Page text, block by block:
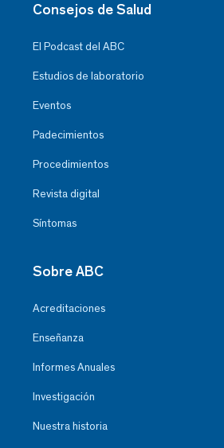
Consejos de Salud
El Podcast del ABC
Estudios de laboratorio
Eventos
Padecimientos
Procedimientos
Revista digital
Síntomas
Sobre ABC
Acreditaciones
Enseñanza
Informes Anuales
Investigación
Nuestra historia